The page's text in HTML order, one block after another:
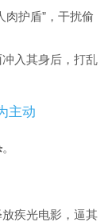
肉护盾”，干扰偷
入其身后，打乱
主动
。
疾光电影，逼其